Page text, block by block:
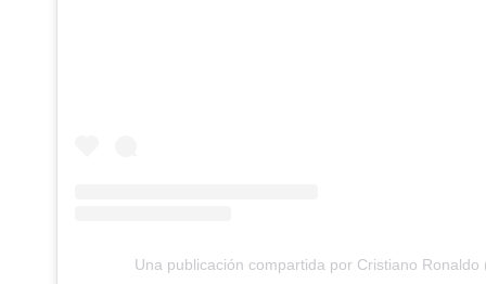
Una publicación compartida por Cristiano Ronaldo